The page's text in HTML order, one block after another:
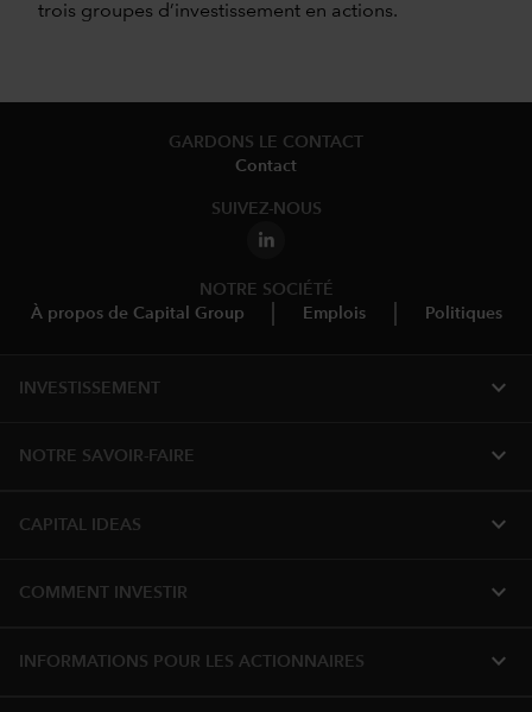
trois groupes d’investissement en actions.
GARDONS LE CONTACT
Contact
SUIVEZ-NOUS
NOTRE SOCIÉTÉ
À propos de Capital Group
Emplois Politiques
INVESTISSEMENT expand_more
NOTRE SAVOIR-FAIRE expand_more
CAPITAL IDEAS expand_more
COMMENT INVESTIR expand_more
INFORMATIONS POUR LES ACTIONNAIRES expand_more